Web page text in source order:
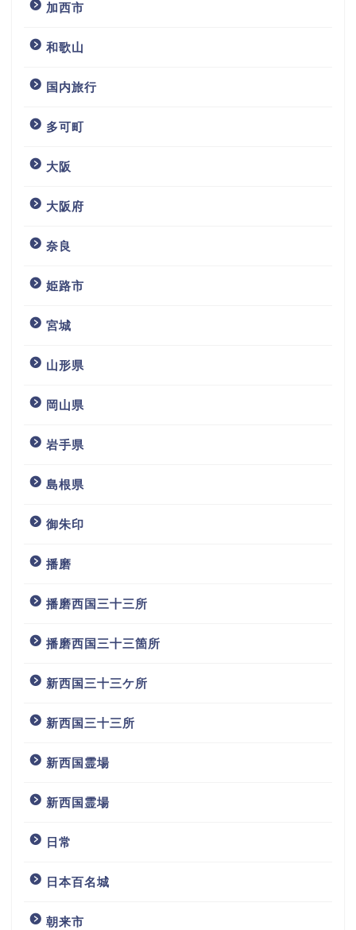
加西市
和歌山
国内旅行
多可町
大阪
大阪府
奈良
姫路市
宮城
山形県
岡山県
岩手県
島根県
御朱印
播磨
播磨西国三十三所
播磨西国三十三箇所
新西国三十三ケ所
新西国三十三所
新西国霊場
新西国霊場
日常
日本百名城
朝来市